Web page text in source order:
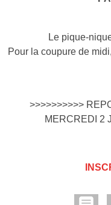
Le pique-
Pour la coupure de
>>>>>>>>>>
MERCREDI 2